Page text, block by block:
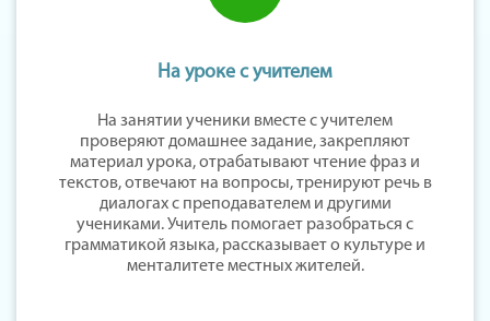
На уроке с учителем
На занятии ученики вместе с учителем
проверяют домашнее задание, закрепляют
материал урока, отрабатывают чтение фраз и
текстов, отвечают на вопросы, тренируют речь в
диалогах с преподавателем и другими
учениками. Учитель помогает разобраться с
грамматикой языка, рассказывает о культуре и
менталитете местных жителей.